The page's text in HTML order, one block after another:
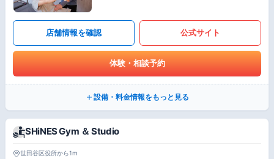
店舗情報を確認 公式サイト
体験・相談予約
設備・料金情報をもっと見る
SHiNES Gym ＆ Studio
世田谷区役所から1m